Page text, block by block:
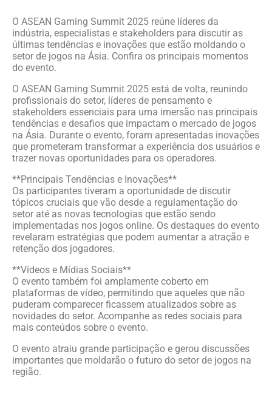
O ASEAN Gaming Summit 2025 reúne líderes da
indústria, especialistas e stakeholders para discutir as
últimas tendências e inovações que estão moldando o
setor de jogos na Ásia. Confira os principais momentos
do evento.
O ASEAN Gaming Summit 2025 está de volta, reunindo
profissionais do setor, líderes de pensamento e
stakeholders essenciais para uma imersão nas principais
tendências e desafios que impactam o mercado de jogos
na Ásia. Durante o evento, foram apresentadas inovações
que prometeram transformar a experiência dos usuários e
trazer novas oportunidades para os operadores.
**Principais Tendências e Inovações**
Os participantes tiveram a oportunidade de discutir
tópicos cruciais que vão desde a regulamentação do
setor até as novas tecnologias que estão sendo
implementadas nos jogos online. Os destaques do evento
revelaram estratégias que podem aumentar a atração e
retenção dos jogadores.
**Vídeos e Mídias Sociais**
O evento também foi amplamente coberto em
plataformas de vídeo, permitindo que aqueles que não
puderam comparecer ficassem atualizados sobre as
novidades do setor. Acompanhe as redes sociais para
mais conteúdos sobre o evento.
O evento atraiu grande participação e gerou discussões
importantes que moldarão o futuro do setor de jogos na
região.